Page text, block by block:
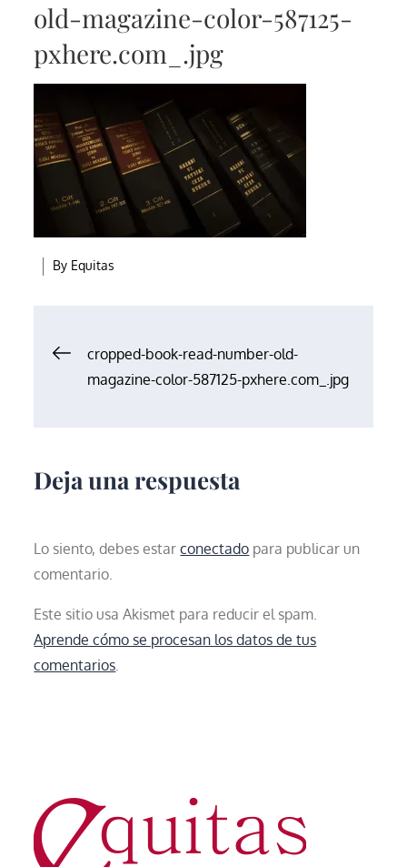
old-magazine-color-587125-
pxhere.com_.jpg
By Equitas
Navegación
entradas
cropped-book-read-number-old-
magazine-color-587125-pxhere.com_.jpg
Deja una respuesta
Lo siento, debes estarconectado para publicar un
comentario.
Este sitio usa Akismet para reducir el spam.
Aprende cómo se procesan los datos de tus
comentarios.